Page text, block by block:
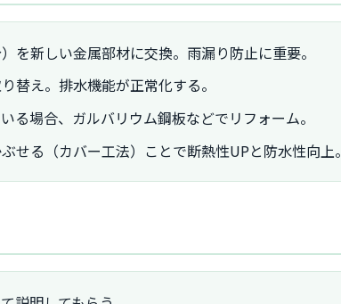
を新しい金属部材に交換。雨漏り防止に重要。
替え。排水機能が正常化する。
る場合、ガルバリウム鋼板などでリフォーム。
せる（カバー工法）ことで断熱性UPと防水性向上。